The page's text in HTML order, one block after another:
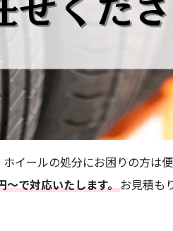
イールの処分にお困りの方は
～で対応いたします。お見積も